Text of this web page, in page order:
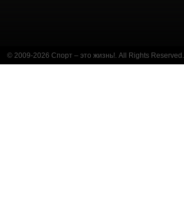
© 2009-2026 Спорт – это жизнь!. All Rights Reserved.